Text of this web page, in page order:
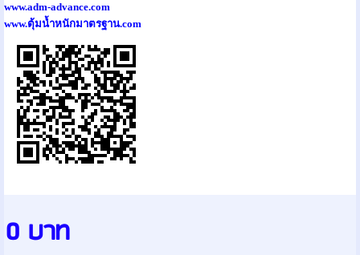
www.adm-advance.com
www.ตุ้มน้ำหนักมาตรฐาน.com
0 บาท